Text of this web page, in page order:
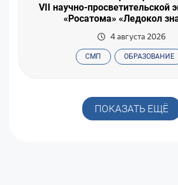
VII научно-просветительской
«Росатома» «Ледокол
4 августа 2026
СМП ОБРАЗОВАНИЕ
ПОКАЗАТЬ ЕЩЁ